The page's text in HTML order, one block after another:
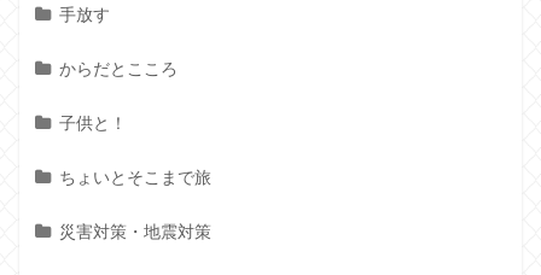
手放す
からだとこころ
子供と！
ちょいとそこまで旅
災害対策・地震対策